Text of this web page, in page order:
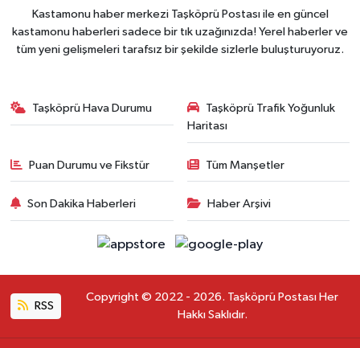
Kastamonu haber merkezi Taşköprü Postası ile en güncel
kastamonu haberleri sadece bir tık uzağınızda! Yerel haberler ve
tüm yeni gelişmeleri tarafsız bir şekilde sizlerle buluşturuyoruz.
Taşköprü Hava Durumu
Taşköprü Trafik Yoğunluk
Haritası
Puan Durumu ve Fikstür Tüm Manşetler
Son Dakika Haberleri Haber Arşivi
RSS
Copyright © 2022 - 2026. Taşköprü Postası Her
Hakkı Saklıdır.